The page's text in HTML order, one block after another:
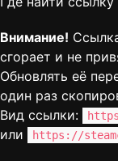
Внимание!
сгорает и не
Обновлять её
один раз
Вид ссылки:
или https://